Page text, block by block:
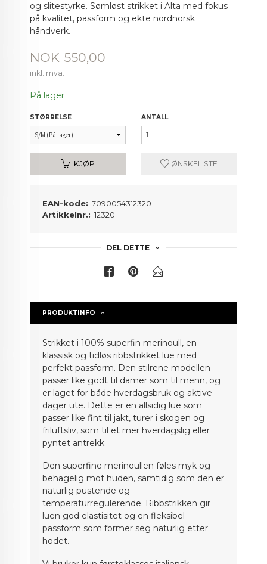
og slitestyrke. Sømløst strikket i Alta med fokus
på kvalitet, passform og ekte nordnorsk
håndverk.
Pris
NOK 550,00
inkl. mva.
På lager
STØRRELSE ANTALL
KJØP ØNSKELISTE
EAN-kode: 7090054312320
Artikkelnr.: 12320
DEL DETTE
PRODUKTINFO
Strikket i 100% superfin merinoull, en
klassisk og tidløs ribbstrikket lue med
perfekt passform. Den stilrene modellen
passer like godt til damer som til menn, og
er laget for både hverdagsbruk og aktive
dager ute. Dette er en allsidig lue som
passer like fint til jakt, turer i skogen og
friluftsliv, som til et mer hverdagslig eller
pyntet antrekk.
Den superfine merinoullen føles myk og
behagelig mot huden, samtidig som den er
naturlig pustende og
temperaturregulerende. Ribbstrikken gir
luen god elastisitet og en fleksibel
passform som former seg naturlig etter
hodet.